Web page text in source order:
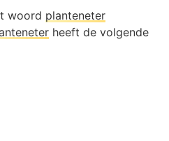
woord planteneter
heeft de volgende